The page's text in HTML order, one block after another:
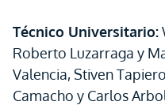
Técnico Universitario:
Roberto Luzarraga y
Valencia, Stiven
Camacho y Carlos